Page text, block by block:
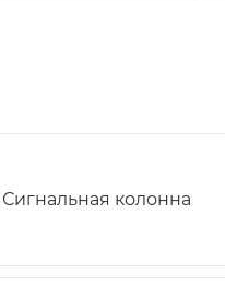
Сигнальная колонна